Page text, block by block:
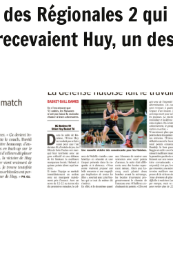
Régionales 2
Huy, un